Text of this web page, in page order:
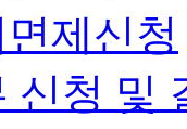
제신청
신청 및